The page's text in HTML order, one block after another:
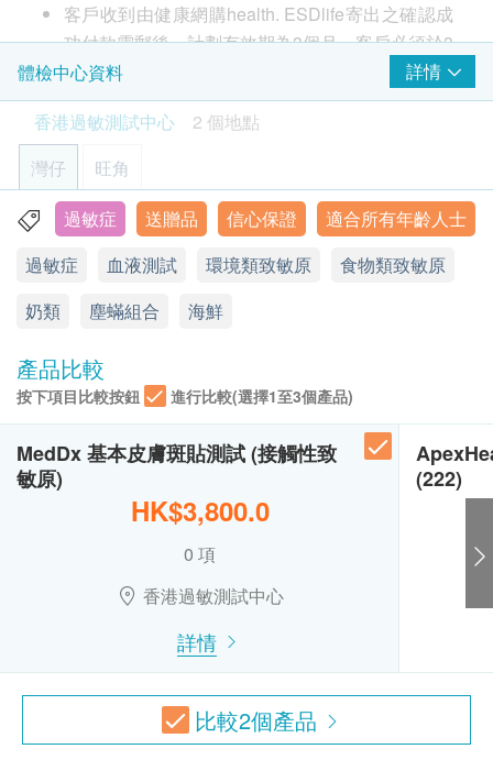
牛肉
雞肉
羊肉
豬肉
馬肉
火雞肉
兔子肉
黃粉蟲
蔬菜類
紅蘿蔔
大蒜
洋蔥
馬鈴薯
蕃茄
白蘿蔔
白芥
客戶收到由健康網購health. ESDlife寄出之確認成
功付款電郵後，計劃有效期為3個月，客戶必須於3
個月內(由確認付款日期起計)接受有關測試，逾期
作廢。
進行過敏測試後，因應不同測試計劃，一般情況
下，可於10至14工作天跟進檢查報告。
報告可以電郵給客戶，或客戶可親身往麥迪體檢中
心領取。
訂購一經確認，不設退款。
如有爭議，香港過敏測試中心 及 健康網購 health.
ESDlife 保留最後決定權。
所有測試並非作為醫務診斷或治療用途，是次檢測
只屬篩選測試。
免責聲明：
所有健康檢查/服務並非作為醫務診斷或治療用
途。當閣下身體健康出現任何疾病徵兆時，應立即
諮詢有認可資格的醫生，作出診斷及治療。
本服務/產品由商戶提供。生活易【健康網購
health.ESDlife】並沒有經營或提供本服務/產品。
有關此服務/產品的錯漏或延誤，或因使用此服務/
產品而引致的損失、損害、受傷或法律訴訟，健康
網購health.ESDlife概不負責。一切有關的索償或
查詢，須向提供服務之體檢中心或商戶提出。
體檢中心資料
詳情
香港過敏測試中心
2 個地點
灣仔
旺角
灣仔駱克道171-173號22/F
顯示地圖
星期一至五: 9:00a.m – 6:00p.m & 9:00p.m – 10:00p.m
過敏症 送贈品 信心保證
適合所有年齡人士
過敏症
血液測試 環境類致敏原
食物類致敏原
奶類
塵蟎組合 海鮮
產品比較
按下項目比較按鈕 進行比較(選擇1至3個產品)
MedDx 基本皮膚斑貼測試 (接觸性致
敏原)
HK$3,800.0
0 項
香港過敏測試中心
詳情
(222)
比較2個產品